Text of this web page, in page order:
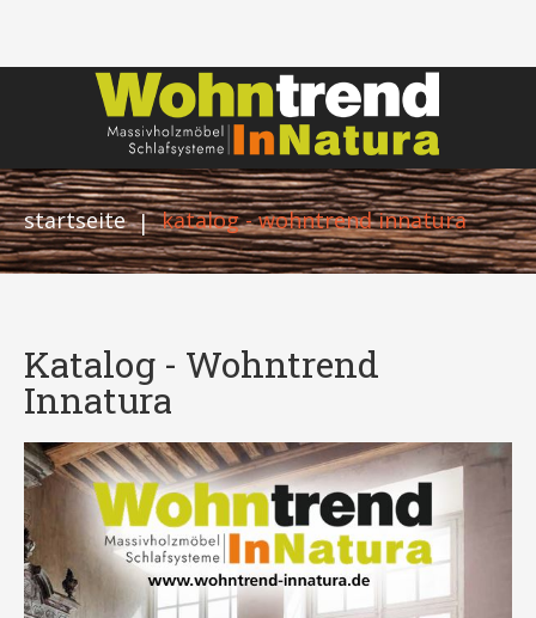
startseite | katalog - wohntrend innatura
Katalog - Wohntrend
Innatura